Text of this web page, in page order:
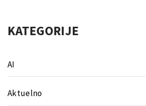
KATEGORIJE
AI
Aktuelno